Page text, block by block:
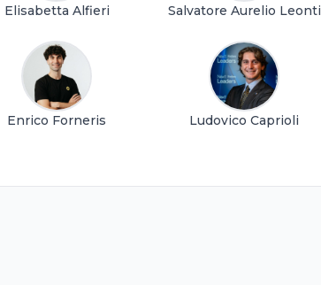
Elisabetta Alfieri Salvatore Aurelio Leonti
Enrico Forneris Ludovico Caprioli